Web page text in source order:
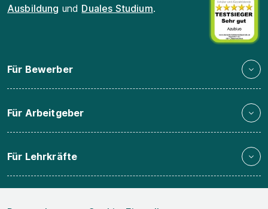
Ausbildung und Duales Studium.
Für Bewerber
Für Arbeitgeber
Für Lehrkräfte